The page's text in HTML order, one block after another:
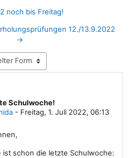
noch bis Freitag!
12./13.9.2022
→
Schulwoche!
- Freitag, 1. Juli 2022, 06:13
ist schon die letzte Schulwoche: